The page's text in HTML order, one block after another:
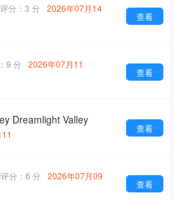
查看
评分：3 分 2026年07月14
查看
9 分 2026年07月11
Dreamlight Valley
查看
查看
评分：6 分 2026年07月09